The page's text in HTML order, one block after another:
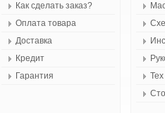
Как сделать заказ?
Оплата товара
Доставка
Кредит
Гарантия